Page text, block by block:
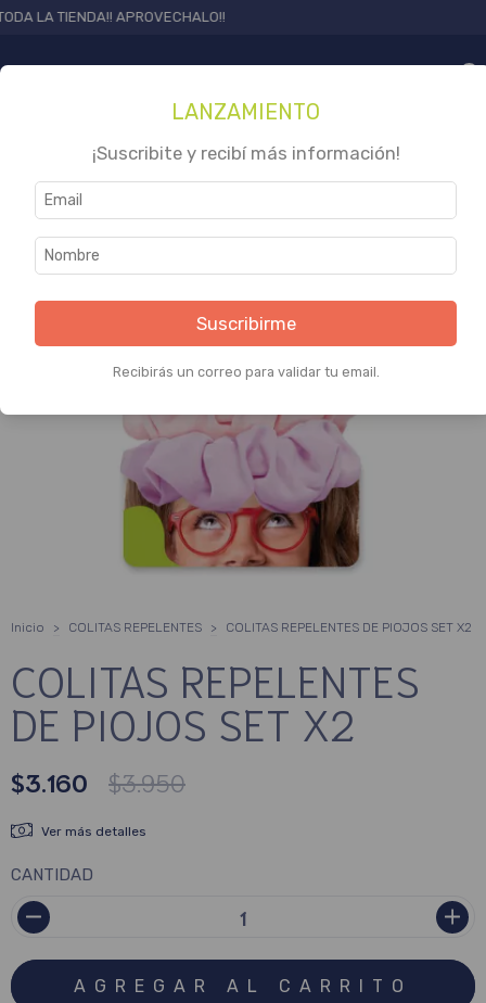
APROVECHALO!!
Inicio > COLITAS REPELENTES > COLITAS REPELENTES DE PIOJOS SET X2
COLITAS REPELENTES
DE PIOJOS SET X2
$3.160 $3.950
Ver más detalles
CANTIDAD
LANZAMIENTO
¡Suscribite y recibí más información!
Suscribirme
Recibirás un correo para validar tu email.